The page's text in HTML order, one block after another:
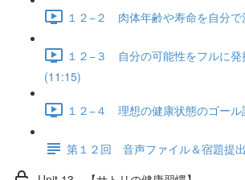
１２−２ 肉体年齢や寿命を自分で
１２−３ 自分の可能性をフルに発
(11:15)
１２−４ 理想の健康状態のゴール
第１２回 音声ファイル＆宿題提出